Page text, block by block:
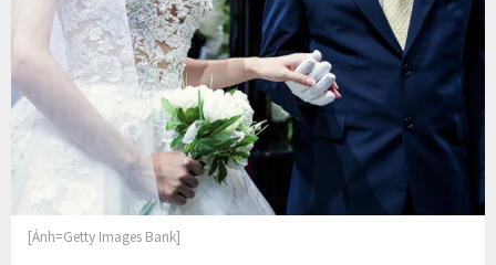
[Ảnh=Getty Images Bank]